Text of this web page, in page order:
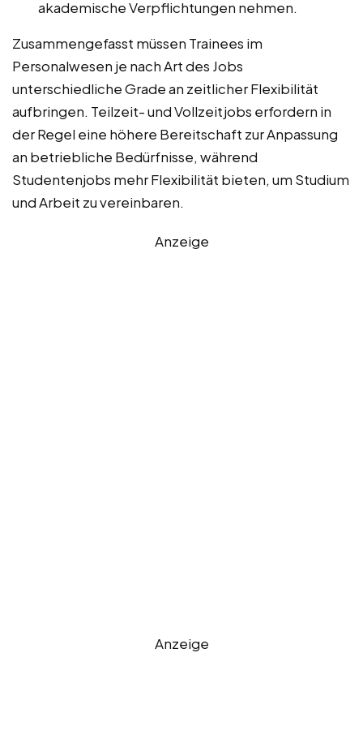
akademische Verpflichtungen nehmen.
Zusammengefasst müssen Trainees im
Personalwesen je nach Art des Jobs
unterschiedliche Grade an zeitlicher Flexibilität
aufbringen. Teilzeit- und Vollzeitjobs erfordern in
der Regel eine höhere Bereitschaft zur Anpassung
an betriebliche Bedürfnisse, während
Studentenjobs mehr Flexibilität bieten, um Studium
und Arbeit zu vereinbaren.
Anzeige
Anzeige